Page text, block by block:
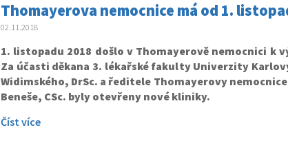
Thomayerova nemocnice má od 1.
02.11.2018
1. listopadu 2018 došlo v Thomayerově nemocnici k
Za účasti děkana 3. lékařské fakulty Univerzity
Widimského, DrSc. a ředitele Thomayerovy nemocnice
Beneše, CSc. byly otevřeny nové kliniky.
Číst více